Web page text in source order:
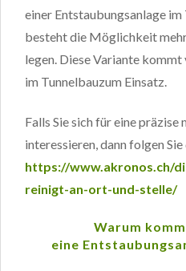
einer Entstaubungsanlage
besteht die Möglichkeit
legen. Diese Variante
im Tunnelbauzum Einsatz.
Falls Sie sich für eine
interessieren, dann folgen
https://www.akronos.ch/
reinigt-an-ort-und-stelle/
Warum
eine